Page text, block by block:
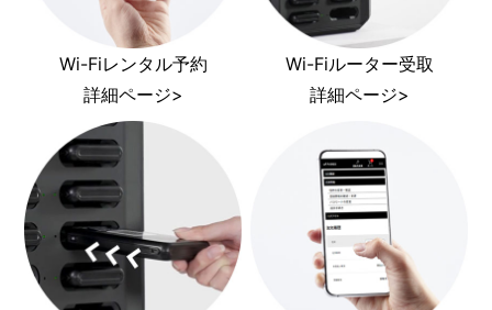
Wi-Fiレンタル予約
詳細ページ>
Wi-Fiルーター受取
詳細ページ>